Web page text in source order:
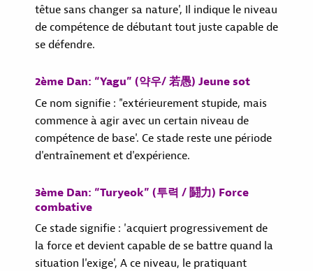
têtue sans changer sa nature', Il indique le niveau
de compétence de débutant tout juste capable de
se défendre.
2ème Dan: “Yagu” (약우/ 若愚) Jeune sot
Ce nom signifie : "extérieurement stupide, mais
commence à agir avec un certain niveau de
compétence de base'. Ce stade reste une période
d'entraînement et d'expérience.
3ème Dan: “Turyeok” (투력 / 鬪力) Force
combative
Ce stade signifie : 'acquiert progressivement de
la force et devient capable de se battre quand la
situation l'exige', A ce niveau, le pratiquant